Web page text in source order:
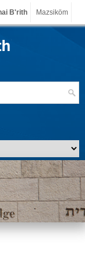
B'rith Mazsiköm